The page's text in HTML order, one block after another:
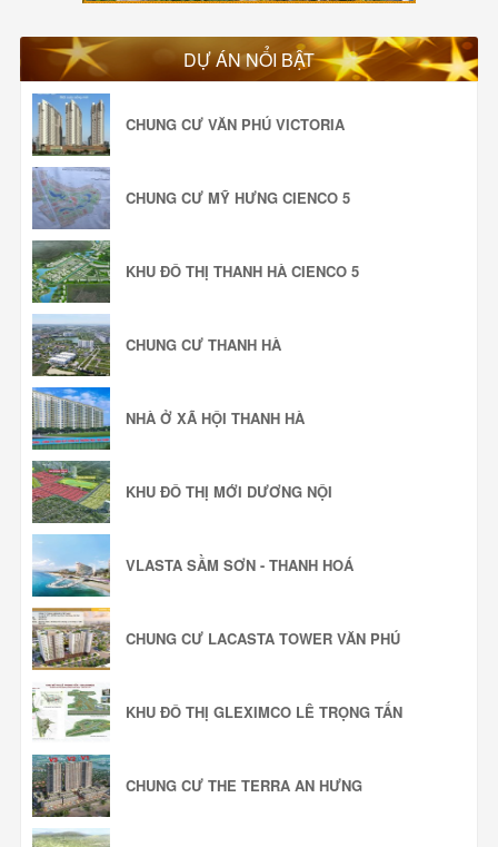
DỰ ÁN NỔI BẬT
CHUNG CƯ VĂN PHÚ VICTORIA
CHUNG CƯ MỸ HƯNG CIENCO 5
KHU ĐÔ THỊ THANH HÀ CIENCO 5
CHUNG CƯ THANH HÀ
NHÀ Ở XÃ HỘI THANH HÀ
KHU ĐÔ THỊ MỚI DƯƠNG NỘI
VLASTA SẦM SƠN - THANH HOÁ
CHUNG CƯ LACASTA TOWER VĂN PHÚ
KHU ĐÔ THỊ GLEXIMCO LÊ TRỌNG TẤN
CHUNG CƯ THE TERRA AN HƯNG